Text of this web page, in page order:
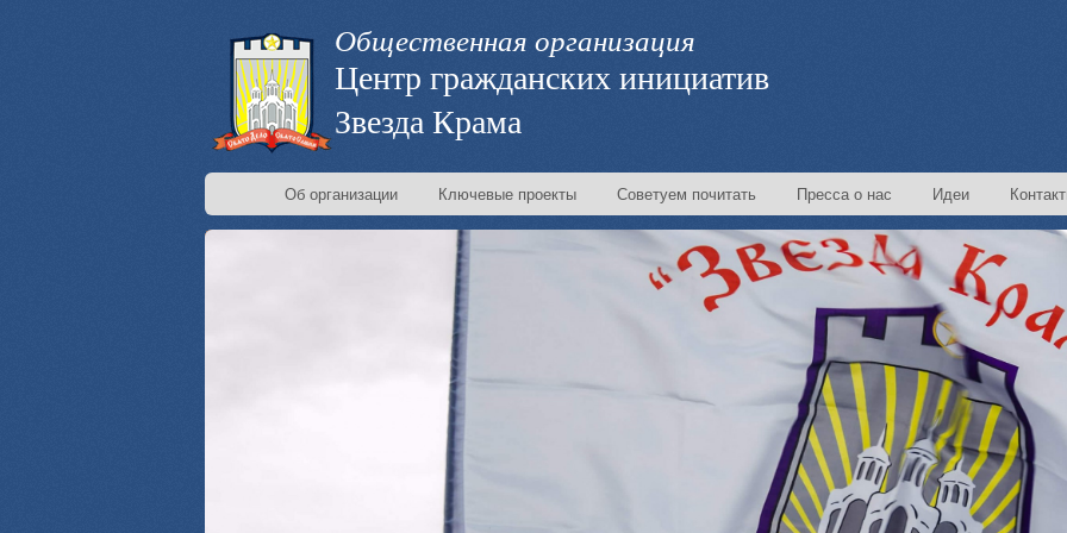
Общественная организация
Центр гражданских инициатив
Звезда Крама
Об организации Ключевые проекты Советуем почитать Пресса о нас Идеи